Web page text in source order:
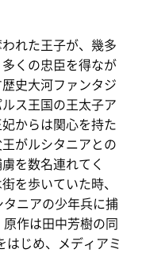
れた王子が、幾多
くの忠臣を得なが
史大河ファンタジ
ス王国の王太子ア
からは関心を持た
がルシタニアとの
を数名連れてく
を歩いていた時、
ニアの少年兵に捕
作は田中芳樹の同
じめ、メディアミ